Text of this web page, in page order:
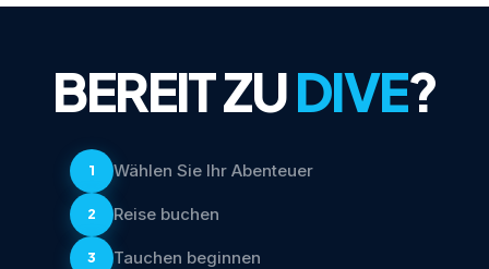
BEREIT ZUDIVE?
1 Wählen Sie Ihr Abenteuer
2 Reise buchen
3 Tauchen beginnen